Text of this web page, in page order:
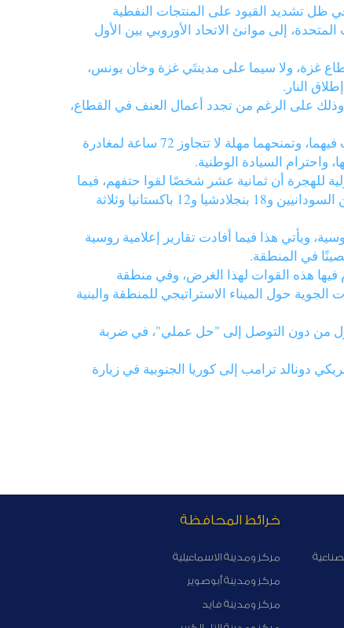
ظل تشديد القيود على المنتجات النفطية
والولايات المتحدة، إلى موانئ الاتحاد الأوروبي بين الأول
الإسرائيلية على قطاع غزة، ولا سيما على مدينتَي غزة وخان يونس،
النار.
على الرغم من تجدد أعمال العنف في القطاع،
الحكومة السودانية تُبلغ مدير مكتب برنامج الغذاء العالمي في السودان، ومديرة قسم العمليات، بأنهما شخصان غير مرغوب فيهما، وتمنحهما مهلة لا تتجاوز 72 ساعة لمغادرة
واحترام السيادة الوطنية.
للهجرة أن ثمانية عشر شخصًا لقوا حتفهم، فيما
أُنقِذ أربعةٌ وستون آخرون بالقرب من الساحل الليبي، وأوضحت المنظمة في بيان أن الناجين هم 29 رجلا، وامرأة، وطفل من السودانيين و18 بنجلادشيا و12 باكستانيا وثلاثة
فوق أراضي المناطق الروسية، ويأتي هذا فيما أفادت تقارير إعلامية روسية
في المنطقة.
فيها هذه القوات لهذا الغرض، وفي منطقة
الدفاعات الجوية حول الميناء الاستراتيجي للمنطقة والبنية
من دون التوصل إلى "حل عملي"، في ضربة
دونالد ترامب إلى كوريا الجنوبية في زيارة
خرائط المحافظة
مركز ومدينة الاسماعيلية
مركز ومدينة أبوصوير
مركز ومدينة فايد